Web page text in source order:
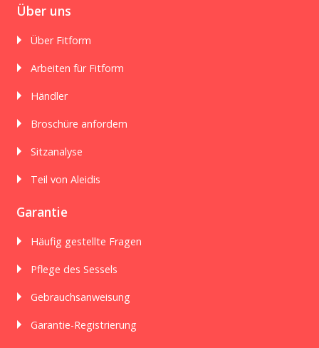
Über uns
Über Fitform
Arbeiten für Fitform
Händler
Broschüre anfordern
Sitzanalyse
Teil von Aleidis
Garantie
Häufig gestellte Fragen
Pflege des Sessels
Gebrauchsanweisung
Garantie-Registrierung